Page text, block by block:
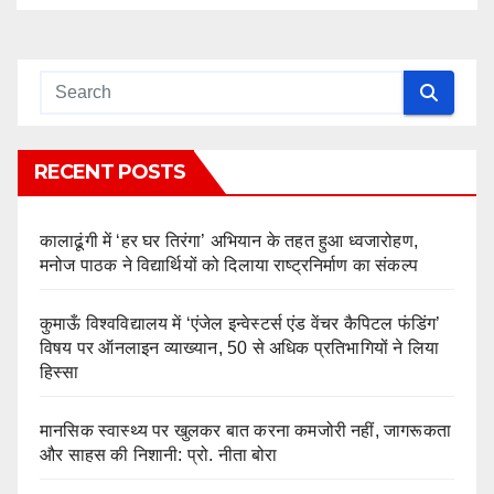
RECENT POSTS
कालाढूंगी में ‘हर घर तिरंगा’ अभियान के तहत हुआ ध्वजारोहण,
मनोज पाठक ने विद्यार्थियों को दिलाया राष्ट्रनिर्माण का संकल्प
कुमाऊँ विश्वविद्यालय में ‘एंजेल इन्वेस्टर्स एंड वेंचर कैपिटल फंडिंग’
विषय पर ऑनलाइन व्याख्यान, 50 से अधिक प्रतिभागियों ने लिया
हिस्सा
मानसिक स्वास्थ्य पर खुलकर बात करना कमजोरी नहीं, जागरूकता
और साहस की निशानी: प्रो. नीता बोरा